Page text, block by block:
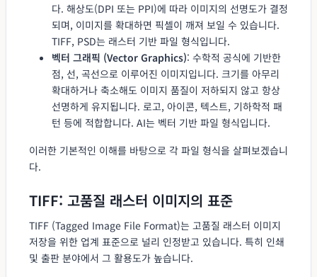
다. 해상도(DPI 또는 PPI)에 따라 이미지의 선명도가 결정
되며, 이미지를 확대하면 픽셀이 깨져 보일 수 있습니다.
TIFF, PSD는 래스터 기반 파일 형식입니다.
벡터 그래픽 (Vector Graphics): 수학적 공식에 기반한
점, 선, 곡선으로 이루어진 이미지입니다. 크기를 아무리
확대하거나 축소해도 이미지 품질이 저하되지 않고 항상
선명하게 유지됩니다. 로고, 아이콘, 텍스트, 기하학적 패
턴 등에 적합합니다. AI는 벡터 기반 파일 형식입니다.
이러한 기본적인 이해를 바탕으로 각 파일 형식을 살펴보겠습니
다.
TIFF: 고품질 래스터 이미지의 표준
TIFF (Tagged Image File Format)는 고품질 래스터 이미지
저장을 위한 업계 표준으로 널리 인정받고 있습니다. 특히 인쇄
및 출판 분야에서 그 활용도가 높습니다.